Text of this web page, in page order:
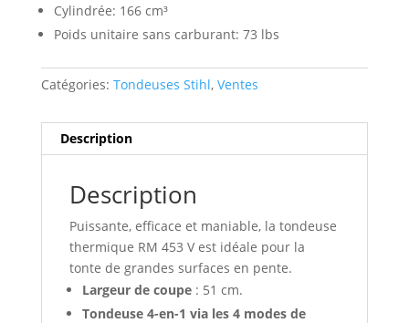
Cylindrée: 166 cm³
Poids unitaire sans carburant: 73 lbs
Catégories: Tondeuses Stihl, Ventes
Description
Description
Puissante, efficace et maniable, la tondeuse
thermique RM 453 V est idéale pour la
tonte de grandes surfaces en pente.
Largeur de coupe: 51 cm.
Tondeuse 4-en-1 via les 4 modes de